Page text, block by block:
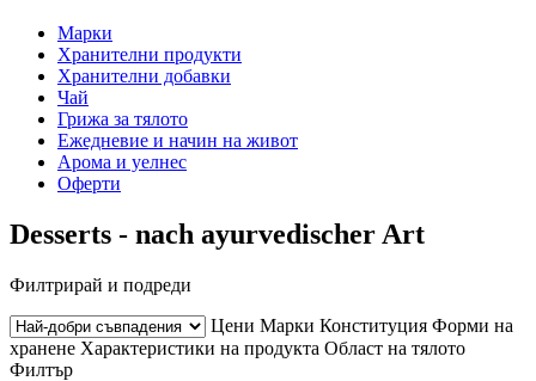
Марки
Хранителни продукти
Хранителни добавки
Чай
Грижа за тялото
Ежедневие и начин на живот
Арома и уелнес
Оферти
Desserts - nach ayurvedischer Art
Филтрирай и подреди
Цени Марки Конституция Форми на
хранене Характеристики на продукта Област на тялото
Филтър